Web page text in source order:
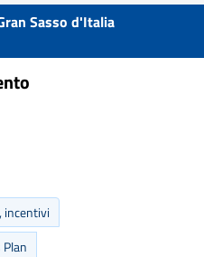
Sasso d'Italia
incentivi